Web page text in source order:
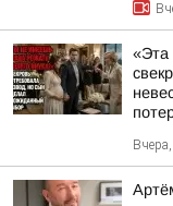
«Эта